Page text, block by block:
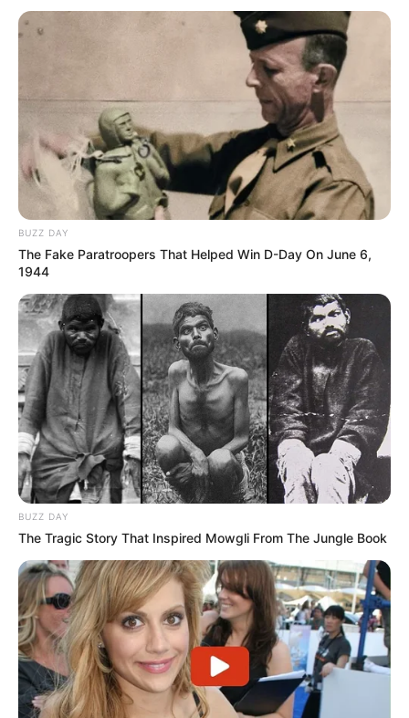
BUZZ DAY
The Fake Paratroopers That Helped Win D-Day On June 6,
1944
BUZZ DAY
The Tragic Story That Inspired Mowgli From The Jungle Book